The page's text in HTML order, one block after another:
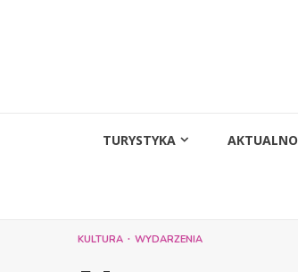
TURYSTYKA
KULTURA WYDARZENIA